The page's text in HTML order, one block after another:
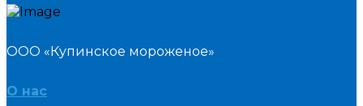
ООО «Купинское мороженое»
О нас